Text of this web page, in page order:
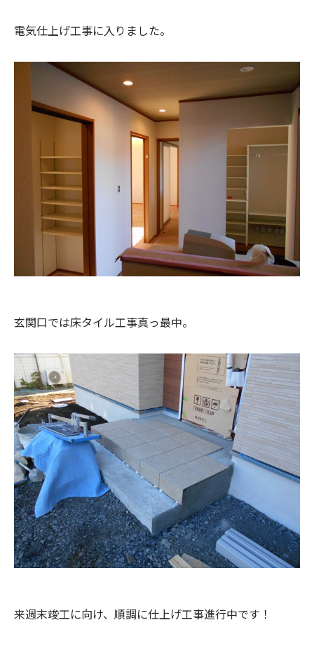
電気仕上げ工事に入りました。
玄関口では床タイル工事真っ最中。
来週末竣工に向け、順調に仕上げ工事進行中です！